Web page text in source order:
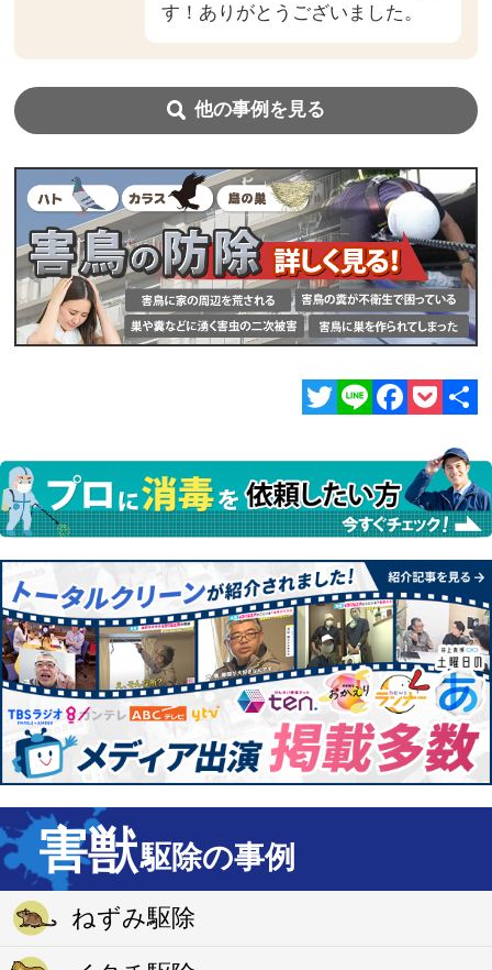
す！ありがとうございました。
他の事例を見る
有
害獣駆除の事例
ねずみ駆除